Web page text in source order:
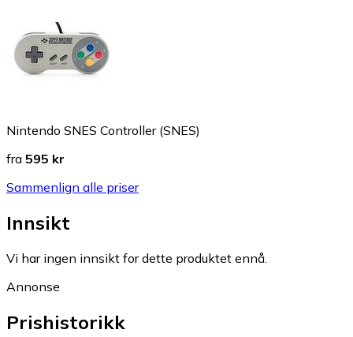
Nintendo SNES Controller (SNES)
fra 595 kr
Sammenlign alle priser
Innsikt
Vi har ingen innsikt for dette produktet ennå.
Annonse
Prishistorikk